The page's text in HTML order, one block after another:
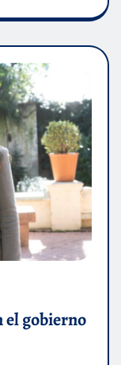
el gobierno